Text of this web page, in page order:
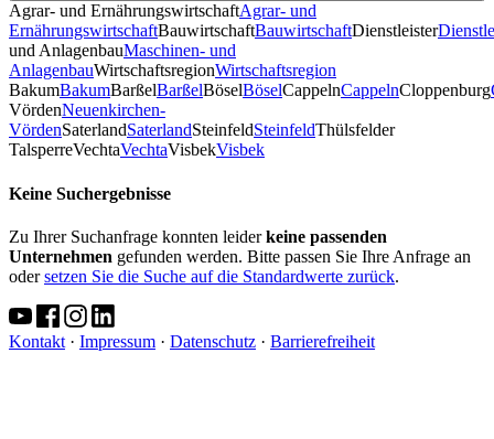
Agrar- und ErnährungswirtschaftAgrar- und
ErnährungswirtschaftBauwirtschaftBauwirtschaftDienstleister
und AnlagenbauMaschinen- und
AnlagenbauWirtschaftsregionWirtschaftsregion
BakumBakumBarßelBarßelBöselBöselCappelnCappelnCloppenburg
VördenNeuenkirchen-
VördenSaterlandSaterlandSteinfeldSteinfeldThülsfelder
TalsperreVechtaVechtaVisbekVisbek
Keine Suchergebnisse
Zu Ihrer Suchanfrage konnten leiderkeine passenden
Unternehmen gefunden werden. Bitte passen Sie Ihre Anfrage an
odersetzen Sie die Suche auf die Standardwerte zurück.
Kontakt · Impressum · Datenschutz · Barrierefreiheit